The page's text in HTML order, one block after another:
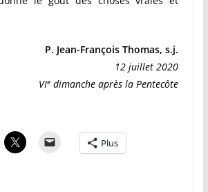
P. Jean-François Thomas, s.j.
12 juillet 2020
VIe dimanche après la Pentecôte
Plus